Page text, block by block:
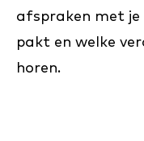
afspraken met je
pakt en welke
horen.